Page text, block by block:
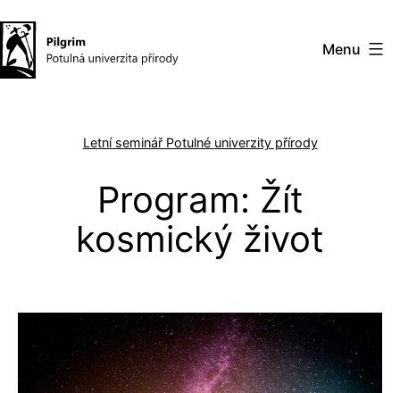
k
obsahu
Menu
Letní seminář Potulné univerzity přírody
Program: Žít
kosmický život